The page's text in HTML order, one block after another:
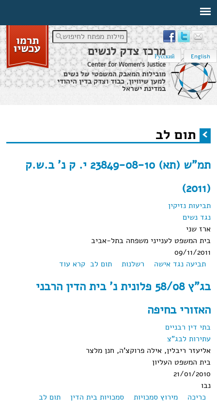
מילות מפתח לחיפוש
English
Русский
מרכז צדק לנשים
Center for Women's Justice
מובילות המאבק המשפטי של נשים
למען שיוויון, כבוד וצדק בדין היהודי
במדינת ישראל
הינך נמצא כאן
תום לב
תמ"ש (תא) 23849-08-10 י. ק נ' ב.ש.ק
(2011)
תביעות נזיקין
נגד נשים
ארז שני
בית המשפט לענייני משפחה בתל-אביב
09/11/2011
תביעה נגד אישה
רשלנות תום לב קרא עוד
נ' ב.ש.ק (2011)
בג"ץ 58/08 פלונית נ' בית הדין הרבני
האזורי בחיפה
בתי דין רבניים
עתירות לבג"צ
אליעזר ריבלין, אילה פרוקצ'ה, חנן מלצר
בית המשפט העליון
21/01/2010
נבו
כריכה
מירוץ סמכויות סמכויות בית הדין
תום לב